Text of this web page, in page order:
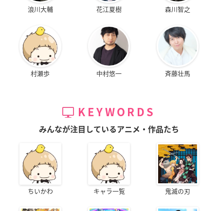
浪川大輔 花江夏樹 森川智之
村瀬歩 中村悠一 斉藤壮馬
KEYWORDS
みんなが注目しているアニメ・作品たち
ちいかわ キャラ一覧 鬼滅の刃